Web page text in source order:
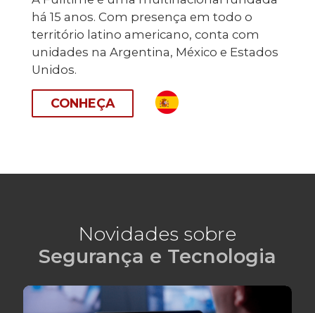
há 15 anos. Com presença em todo o
território latino americano, conta com
unidades na Argentina, México e Estados
Unidos.
CONHEÇA
Novidades sobre
Segurança e Tecnologia